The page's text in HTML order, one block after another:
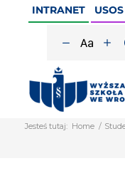
INTRANET USOS
Jesteś tutaj: Home /